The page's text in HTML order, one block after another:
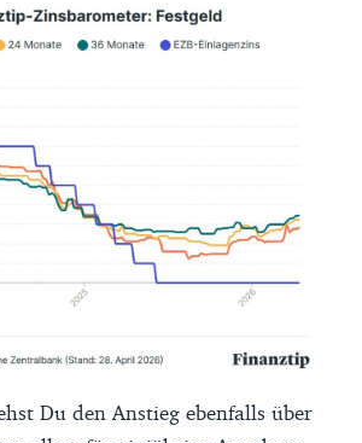
Du den Anstieg ebenfalls über